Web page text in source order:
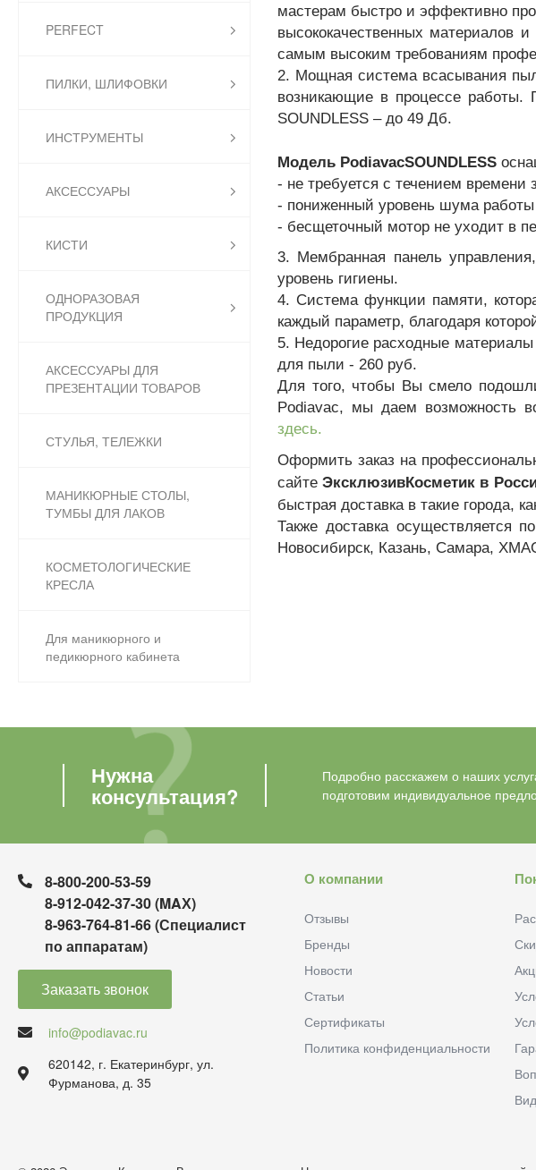
PERFECT
ПИЛКИ, ШЛИФОВКИ
ИНСТРУМЕНТЫ
АКСЕССУАРЫ
КИСТИ
ОДНОРАЗОВАЯ
ПРОДУКЦИЯ
АКСЕССУАРЫ ДЛЯ
ПРЕЗЕНТАЦИИ ТОВАРОВ
СТУЛЬЯ, ТЕЛЕЖКИ
МАНИКЮРНЫЕ СТОЛЫ,
ТУМБЫ ДЛЯ ЛАКОВ
КОСМЕТОЛОГИЧЕСКИЕ
КРЕСЛА
Для маникюрного и
педикюрного кабинета
мастерам быстро и эффективно
высококачественных материалов
самым высоким требованиям
2. Мощная система всасывания
возникающие в процессе работы.
SOUNDLESS – до 49 Дб.
Модель PodiavacSOUNDLESS
- не требуется с течением
- пониженный уровень шума
- бесщеточный мотор не уходит в
3. Мембранная панель
уровень гигиены.
4. Система функции памяти,
каждый параметр, благодаря
5. Недорогие расходные
для пыли - 260 руб.
Для того, чтобы Вы смело
Podiavac, мы даем возможность
здесь.
Оформить заказ на
сайтеЭксклюзивКосметик в
быстрая доставка в такие города,
Также доставка осуществляется
Новосибирск, Казань, Самара,
Нужна
консультация?
Подробно расскажем о наших
подготовим индивидуальное
8-800-200-53-59
8-912-042-37-30 (MAХ)
8-963-764-81-66 (Специалист
по аппаратам)
Заказать звонок
info@podiavac.ru
620142, г. Екатеринбург, ул.
Фурманова, д. 35
О компании
Отзывы
Бренды
Новости
Статьи
Сертификаты
Политика конфиденциальности